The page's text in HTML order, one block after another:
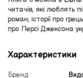
читачів, які люблять
роман, історії про
про Персі Джексона
Характеристики
Бренд